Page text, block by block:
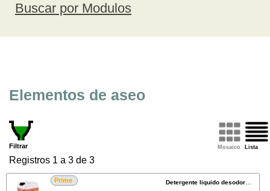
Buscar por Modulos
Elementos de aseo
Filtrar Lista
Mosaico
Registros 1 a 3 de 3
Prime